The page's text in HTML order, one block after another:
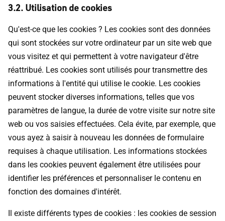
3.2. Utilisation de cookies
Qu'est-ce que les cookies ? Les cookies sont des données
qui sont stockées sur votre ordinateur par un site web que
vous visitez et qui permettent à votre navigateur d'être
réattribué. Les cookies sont utilisés pour transmettre des
informations à l'entité qui utilise le cookie. Les cookies
peuvent stocker diverses informations, telles que vos
paramètres de langue, la durée de votre visite sur notre site
web ou vos saisies effectuées. Cela évite, par exemple, que
vous ayez à saisir à nouveau les données de formulaire
requises à chaque utilisation. Les informations stockées
dans les cookies peuvent également être utilisées pour
identifier les préférences et personnaliser le contenu en
fonction des domaines d'intérêt.
Il existe différents types de cookies : les cookies de session